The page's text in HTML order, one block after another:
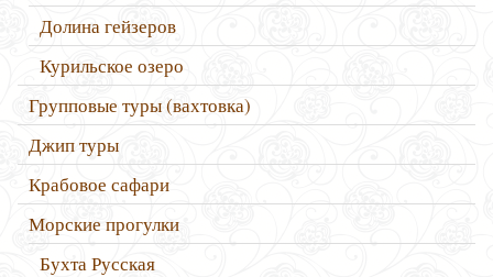
Долина гейзеров
Курильское озеро
Групповые туры (вахтовка)
Джип туры
Крабовое сафари
Морские прогулки
Бухта Русская